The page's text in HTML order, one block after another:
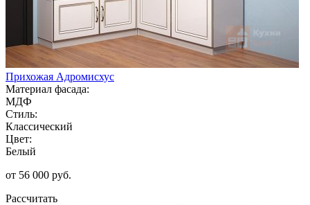
Прихожая Адромисхус
Материал фасада:
МДФ
Стиль:
Классический
Цвет:
Белый
от 56 000 руб.
Рассчитать